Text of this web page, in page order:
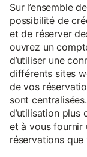
Sur l’ensemble
possibilité de
et de réserver
ouvrez un
d’utiliser une
différents sites
de vos
sont
d’utilisation
et à vous fournir
réservations